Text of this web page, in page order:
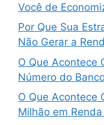
Você de
Por Que Sua
Não Gerar a
O Que Acontece
Número do
O Que Acontece
Milhão em